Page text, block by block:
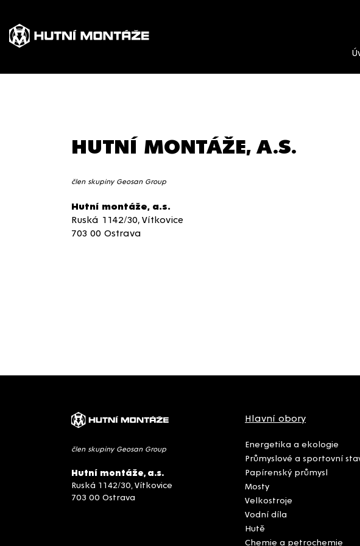
HUTNÍ MONTÁŽE, A.S.
člen skupiny Geosan Group
Hutní montáže, a.s.
Ruská 1142/30, Vítkovice
703 00 Ostrava
člen skupiny Geosan Group
Hutní montáže, a.s.
Ruská 1142/30, Vítkovice
703 00 Ostrava
Hlavní obory
Energetika a ekologie
Průmyslové a sportovní
Papírenský průmysl
Mosty
Velkostroje
Vodní díla
Hutě
Chemie a petrochemie